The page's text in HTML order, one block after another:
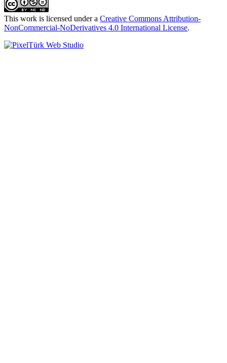
This work is licensed under a Creative Commons Attribution-
NonCommercial-NoDerivatives 4.0 International License.